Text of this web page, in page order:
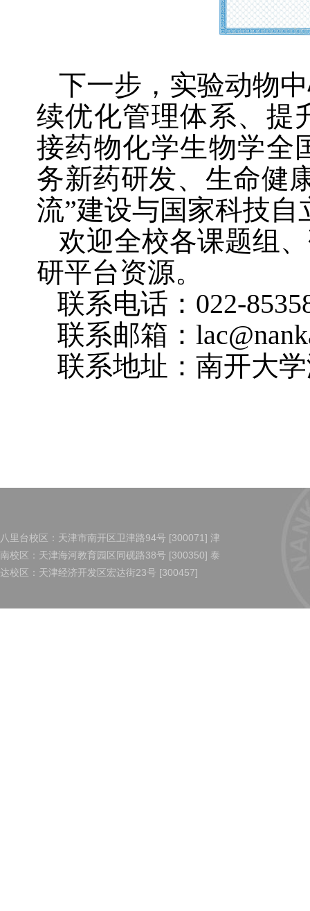
下一步，实验动物
续优化管理体系、提
接药物化学生物学全
务新药研发、生命健
流”建设与国家科技
欢迎全校各课题组
研平台资源。
联系电话： 022-
联系邮箱：
联系地址：南开大
八里台校区：天津市南开区卫津路94号 [300071] 津
南校区：天津海河教育园区同砚路38号 [300350] 泰
达校区：天津经济开发区宏达街23号 [300457]